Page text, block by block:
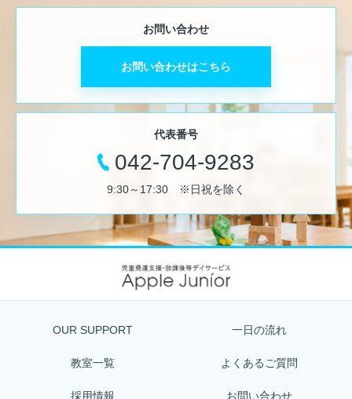
お問い合わせ
お問い合わせはこちら
代表番号
042-704-9283
9:30～17:30 ※日祝を除く
OUR SUPPORT 一日の流れ
教室一覧 よくあるご質問
採用情報 お問い合わせ